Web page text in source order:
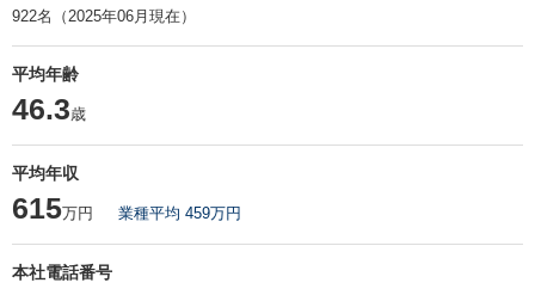
922名（2025年06月現在）
平均年齢
46.3歳
平均年収
615万円 業種平均 459万円
本社電話番号